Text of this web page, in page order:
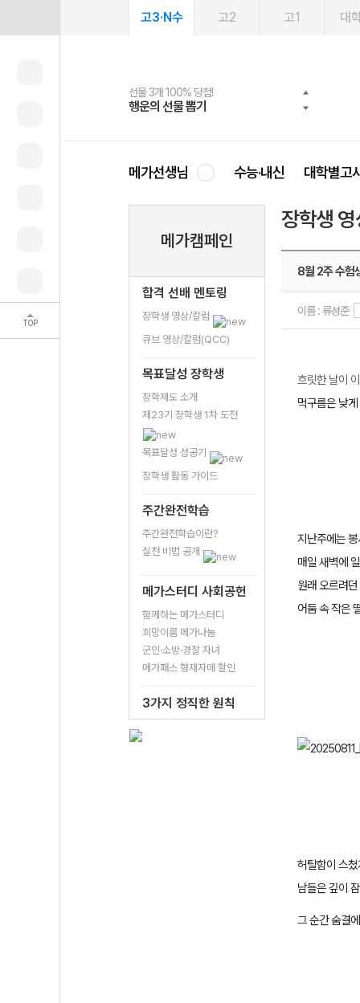
TOP
고3·N수 고2 고1 대
선물 3개 100% 당첨!
행운의 선물 뽑기
선물 100% 증정!
메가스터디 X 올리브
2027 러셀 단과
강사 공개선발
스마트러닝앱
설문 EVENT
메가패스
3일 무료 체험권
메가패스 수강생 무료혜택!
메가클럽 멤버십
사회공헌 캠페인
희망이룸 메가나눔
메가선생님 수능·내신 대학별고
메가캠페인
합격 선배 멘토링
장학생 영상/칼럼
큐브 영상/칼럼(QCC)
목표달성 장학생
장학제도 소개
제23기 장학생 1차 도전
목표달성 성공기
장학생 활동 가이드
주간완전학습
주간완전학습이란?
실천 비법 공개
메가스터디 사회공헌
함께하는 메가스터디
희망이룸 메가나눔
군인·소방·경찰 자녀
메가패스 형제자매 할인
3가지 정직한 원칙
장학생
8월 2주 수험
이름 : 류성준
흐릿한 날이
먹구름은 낮
지난주에는
매일 새벽에
원래 오르려
어둠 속 작은
허탈함이 스
남들은 깊이
그 순간 숨결